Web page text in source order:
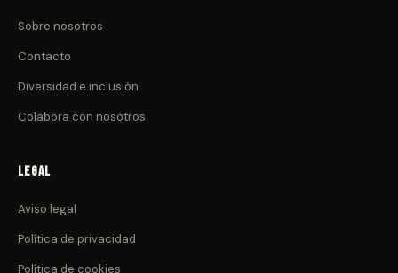
Sobre nosotros
Contacto
Diversidad e inclusión
Colabora con nosotros
Legal
Aviso legal
Política de privacidad
Política de cookies